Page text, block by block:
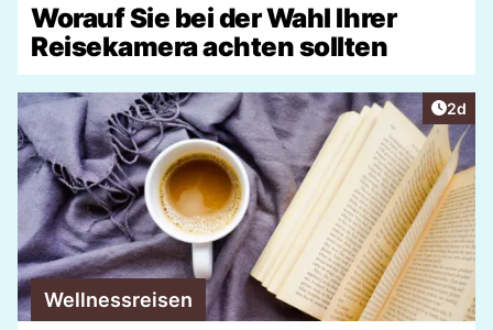
Worauf Sie bei der Wahl Ihrer
Reisekamera achten sollten
2d
Wellnessreisen